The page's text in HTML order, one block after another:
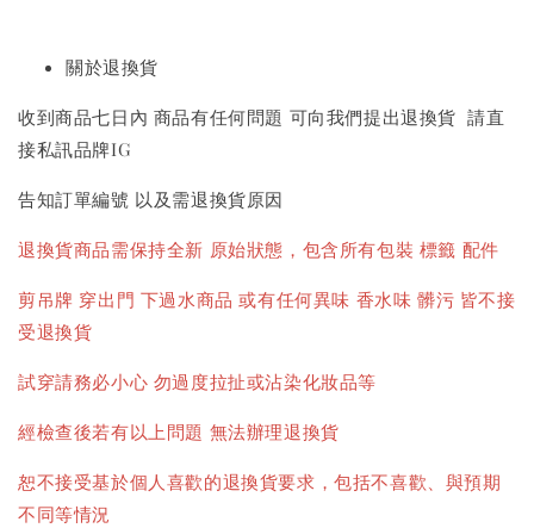
關於退換貨
收到商品七日內 商品有任何問題 可向我們提出退換貨 請直
接私訊品牌IG
告知訂單編號 以及需退換貨原因
退換貨商品需保持全新 原始狀態，包含所有包裝 標籤 配件
剪吊牌 穿出門 下過水商品 或有任何異味 香水味 髒污 皆不接
受退換貨
試穿請務必小心 勿過度拉扯或沾染化妝品等
經檢查後若有以上問題 無法辦理退換貨
恕不接受基於個人喜歡的退換貨要求，包括不喜歡、與預期
不同等情況